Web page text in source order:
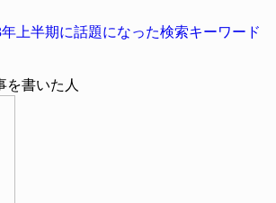
年上半期に話題になった検索キーワード